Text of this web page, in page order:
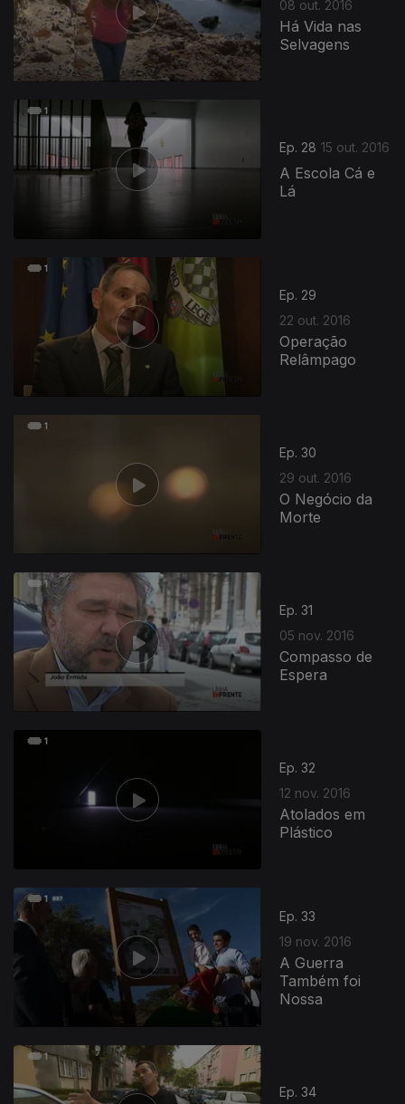
08 out. 2016
Há Vida nas
Selvagens
Ep. 28 15 out. 2016
A Escola Cá e
Lá
Ep. 29
22 out. 2016
Operação
Relâmpago
Ep. 30
29 out. 2016
O Negócio da
Morte
Ep. 31
05 nov. 2016
Compasso de
Espera
Ep. 32
12 nov. 2016
Atolados em
Plástico
Ep. 33
19 nov. 2016
A Guerra
Também foi
Nossa
Ep. 34
262973